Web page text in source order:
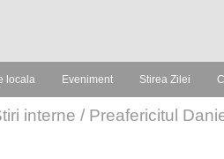
locala Eveniment Stirea Zilei
interne / Preafericitul